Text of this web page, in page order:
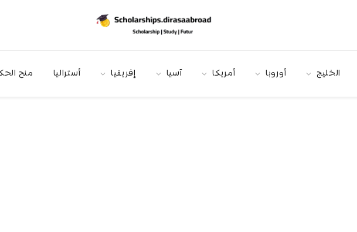
الخليج أوروبا أمريكا آسيا إفريقيا أستراليا منح